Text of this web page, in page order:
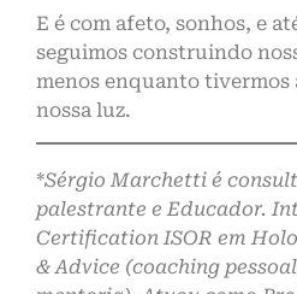
E é com afeto, sonhos, e
seguimos construindo
menos enquanto tivermos
nossa luz.
*Sérgio Marchetti é
palestrante e Educador.
Certification ISOR em
& Advice (coaching